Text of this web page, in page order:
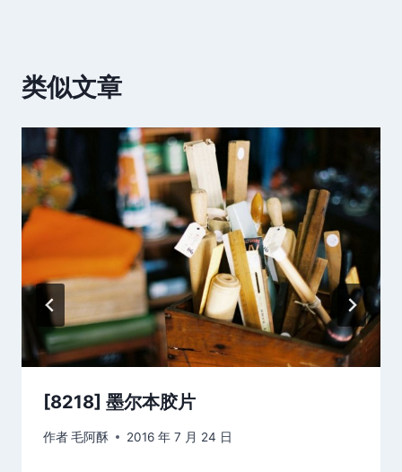
类似文章
[8218] 墨尔本胶片
作者毛阿酥 2016 年 7 月 24 日